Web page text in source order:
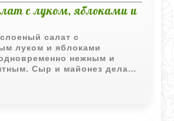
с луком, яблоками и
салат с
луком и яблоками
нежным и
Сыр и майонез делают
яблоки добавляют